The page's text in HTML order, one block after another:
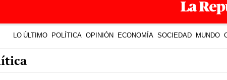
LO ÚLTIMO POLÍTICA OPINIÓN ECONOMÍA SOCIEDAD MUNDO